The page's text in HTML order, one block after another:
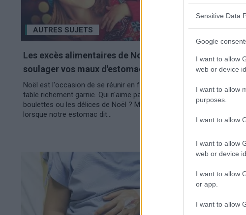
Sensitive Data
Google
I want to allow
web or device
I want to allow
purposes.
I want to allow
I want to allow
web or device
I want to allow
or app.
I want to allow
AUTRES SUJETS
Les excès alimentaires de Noël - comment
soulager vos maux d'estomac ?
Noël est l'occasion de se réunir en famille autour d'une
table richement garnie. Qui n'aime pas les gâteaux, les
boulettes ou les délices de Noël ? Mais que se passe-t-il
lorsque notre estomac dit...